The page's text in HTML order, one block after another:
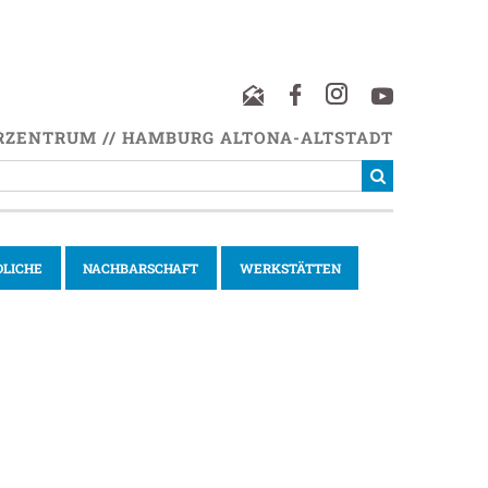
// HAMBURG ALTONA-ALTSTADT
NACHBARSCHAFT WERKSTÄTTEN